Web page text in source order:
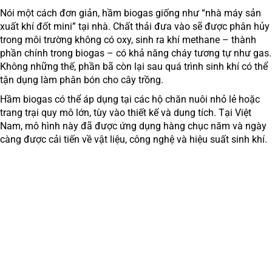
Nói một cách đơn giản, hầm biogas giống như “nhà máy sản
xuất khí đốt mini” tại nhà. Chất thải đưa vào sẽ được phân hủy
trong môi trường không có oxy, sinh ra khí methane – thành
phần chính trong biogas – có khả năng cháy tương tự như gas.
Không những thế, phần bã còn lại sau quá trình sinh khí có thể
tận dụng làm phân bón cho cây trồng.
Hầm biogas có thể áp dụng tại các hộ chăn nuôi nhỏ lẻ hoặc
trang trại quy mô lớn, tùy vào thiết kế và dung tích. Tại Việt
Nam, mô hình này đã được ứng dụng hàng chục năm và ngày
càng được cải tiến về vật liệu, công nghệ và hiệu suất sinh khí.